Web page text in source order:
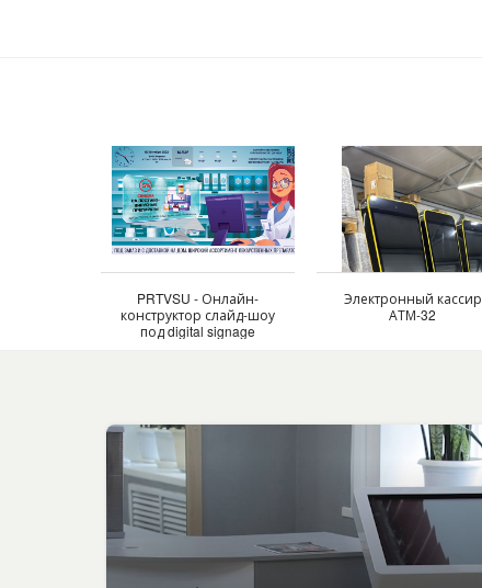
PRTVSU - Онлайн-
конструктор слайд-шоу
под digital signage
Электронный кассир
АТМ-32